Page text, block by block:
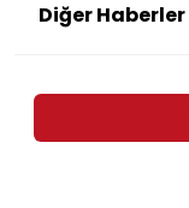
Diğer Haberler